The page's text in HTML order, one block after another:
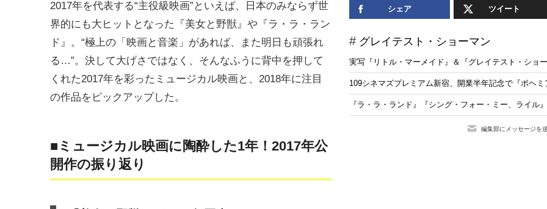
シェア ツイート
グレイテスト・ショーマン
実写『リトル・マーメイド』＆『グレイテスト・ショ
109シネマズプレミアム新宿、開業半年記念で『ボヘ
『ラ・ラ・ランド』『シング・フォー・ミー、ライ
編集部にメッセージを
2017年を代表する“主役級映画”といえば、日本のみならず世
界的にも大ヒットとなった『美女と野獣』や『ラ・ラ・ラン
ド』。“極上の「映画と音楽」があれば、また明日も頑張れ
る…”。決して大げさではなく、そんなふうに背中を押して
くれた2017年を彩ったミュージカル映画と、2018年に注目
の作品をピックアップした。
■ミュージカル映画に陶酔した1年！2017年公
開作の振り返り